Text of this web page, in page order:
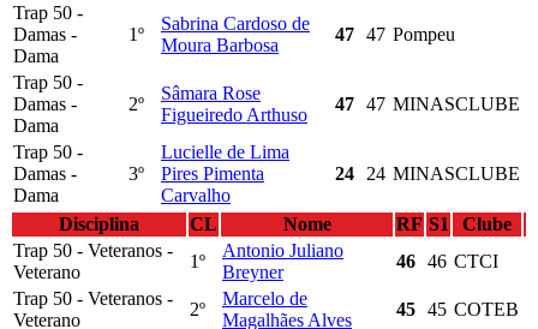
Trap 50 -
Damas -
Dama
1º
Sabrina Cardoso de
Moura Barbosa
47 47 Pompeu
Trap 50 -
Damas -
Dama
2º
Sâmara Rose
Figueiredo Arthuso
47 47 MINASCLUBE
Trap 50 -
Damas -
Dama
3º
Lucielle de Lima
Pires Pimenta
Carvalho
24 24 MINASCLUBE
Disciplina CL Nome RF S1
Clube
Trap 50 - Veteranos -
Veterano
1º
Antonio Juliano
Breyner
46 46 CTCI
Trap 50 - Veteranos -
Veterano
2º
Marcelo de
Magalhães Alves
45 45 COTEB